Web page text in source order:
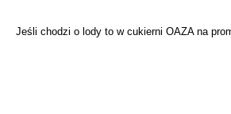
Jeśli chodzi o lody to w cukierni OAZA na